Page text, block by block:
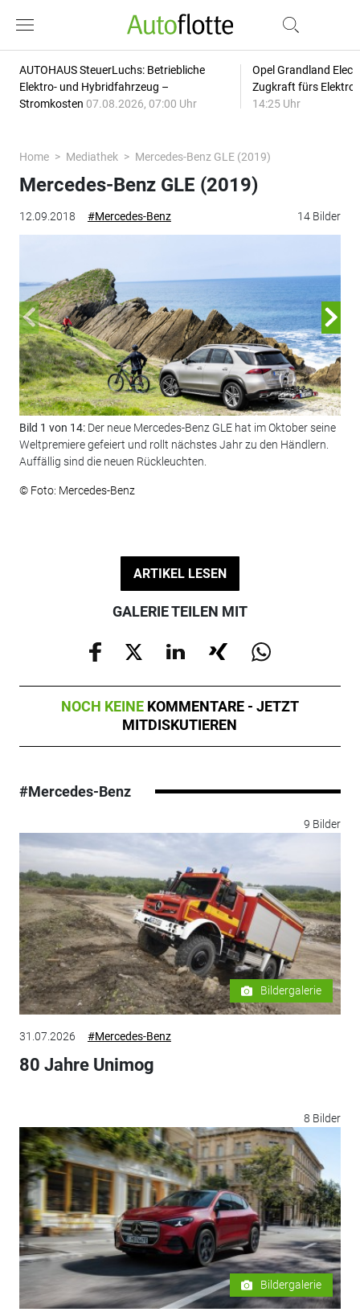
AUTOHAUS SteuerLuchs: Betriebliche
Elektro- und Hybridfahrzeug –
Stromkosten 07.08.2026, 07:00 Uhr
Opel Grandland
Zugkraft fürs
14:25 Uhr
Home Mediathek Mercedes-Benz GLE (2019)
12.09.2018 #Mercedes-Benz 14 Bilder
Mercedes-Benz GLE (2019)
Bild 1 von 14: Der neue Mercedes-Benz GLE hat im Oktober seine
Weltpremiere gefeiert und rollt nächstes Jahr zu den Händlern.
Auffällig sind die neuen Rückleuchten.
© Foto: Mercedes-Benz
ARTIKEL LESEN
GALERIE TEILEN MIT
NOCH KEINE KOMMENTARE - JETZT
MITDISKUTIEREN
#Mercedes-Benz
9 Bilder
Bildergalerie
31.07.2026 #Mercedes-Benz
80 Jahre Unimog
8 Bilder
Bildergalerie